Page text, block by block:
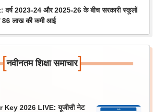
2023-24 और 2025-26 के बीच सरकारी स्कूलों
86 लाख की कमी आई
[नवीनतम शिक्षा समाचार]
Key 2026 LIVE: यूजीसी नेट